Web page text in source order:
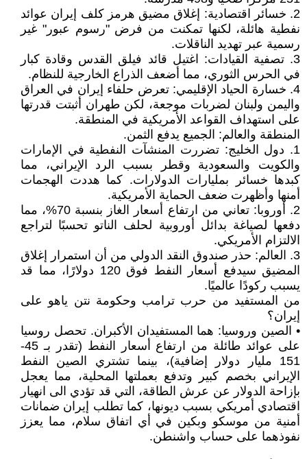
2. خسائر اقتصادية: إغلاق مضيق هرمز كلف إيران عوائد
نفطية هائلة، لكنها تمكنت من فرض "رسوم عبور" غير
رسمية عبر تهديد الناقلات.
3. تصفية القيادات: اغتيل قائد فيلق القدس وقادة كبار
في الحرس الثوري، مما أضعف الذراع الخارجية للنظام.
4. خسارة الحياد الإقليمي: تعرض حلفاء إيران في العراق
واليمن ولبنان لضربات موجعة، لكن طهران أثبتت قدرتها
على استهداف القواعد الأمريكية في المنطقة.
المنطقة والعالم: الجميع يدفع الثمن.
1. دول الخليج: تضررت المنشآت النفطية في الإمارات
والكويت والسعودية وقطر بسبب الرد الإيراني، مما
كبدها خسائر بمليارات الدولارات. كما هددت الهجمات
أمنها وأظهرت ضعف الحماية الأمريكية.
2. أوروبا: تعاني من ارتفاع أسعار الغاز بنسبة 70%، مما
دفعها لصياغة بدائل أوروبية لحلف الناتو تحسبًا لتراجع
الالتزام الأمريكي.
3. العالم: حذر صندوق النقد الدولي من أن استمرار إغلاق
المضيق سيدفع أسعار النفط فوق 120 دولارًا، مما قد
يسبب ركودًا عالميًا.
من المستفيد من حرب ترامب وحكومة نتن ياهو على
إيران؟
• الصين وروسيا: هما المستفيدان الأكبران. تحصل روسيا
على عوائد طائلة من ارتفاع أسعار النفط (تقدر بـ 45-
151 مليار دولار إضافية)، بينما تشتري الصين النفط
الإيراني بخصم كبير وتدفع بعملتها المحلية، مما يعجل
بإزاحة الدولار عن عرش الطاقة، التي قد تؤدي الى انهيار
اقتصادي أمريكي بسبب ديونها، كما تطلب إيران ضمانات
أمنية من موسكو وبكين في أي اتفاق سلام، مما يعزز
نفوذهما على حساب واشنطن.